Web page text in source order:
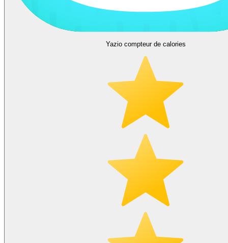
Yazio compteur de calories